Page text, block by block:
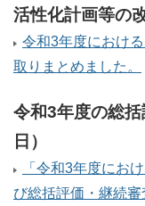
活性化計画等の
令和3年度におけ
取りまとめました。
令和3年度の総
日）
「令和3年度にお
び総括評価・継続